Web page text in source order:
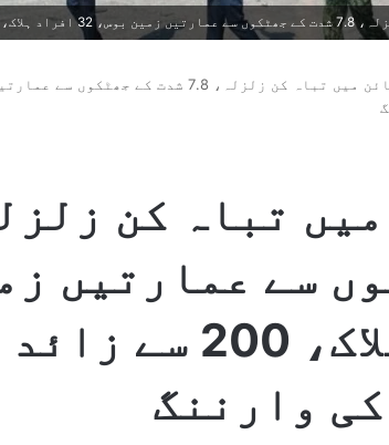
سونامی کی وارننگ
افراد ہلاک، 200
وارننگ